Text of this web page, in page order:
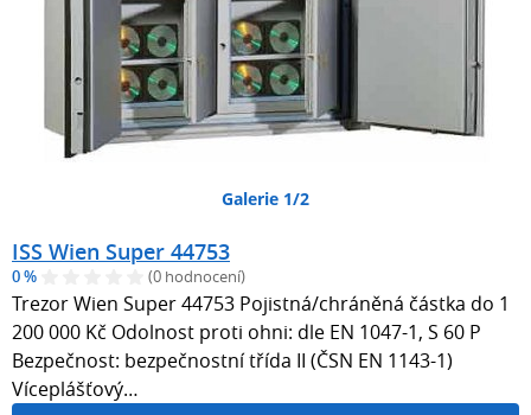
Galerie 1/2
ISS Wien Super 44753
0 % (0 hodnocení)
Trezor Wien Super 44753 Pojistná/chráněná částka do 1
200 000 Kč Odolnost proti ohni: dle EN 1047-1, S 60 P
Bezpečnost: bezpečnostní třída II (ČSN EN 1143-1)
Víceplášťový…